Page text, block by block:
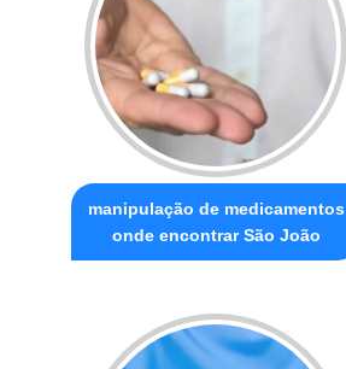
manipulação de medicamentos
onde encontrar São João